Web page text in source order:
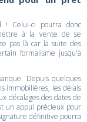
! Celui-ci pourra donc
à la vente de se
pas là car la suite des
formalisme jusqu'à
Depuis quelques
immobilières, les délais
décalages des dates de
un appui précieux pour
définitive pourra